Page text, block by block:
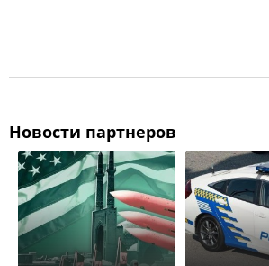
Новости партнеров